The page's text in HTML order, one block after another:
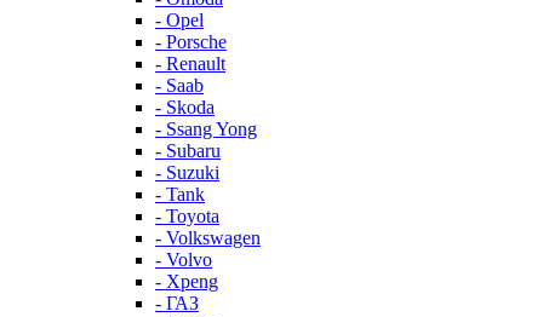
- Opel
- Porsche
- Renault
- Saab
- Skoda
- Ssang Yong
- Subaru
- Suzuki
- Tank
- Toyota
- Volkswagen
- Volvo
- Xpeng
- ГАЗ